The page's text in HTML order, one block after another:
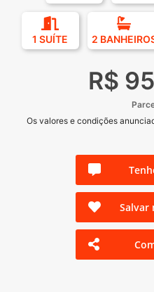
1 SUÍTE 2
R$
Os valores e condições
Salvar